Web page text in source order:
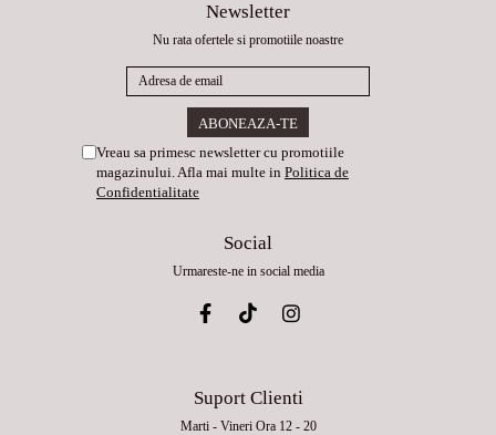
Newsletter
Nu rata ofertele si promotiile noastre
Vreau sa primesc newsletter cu promotiile
magazinului. Afla mai multe in Politica de
Confidentialitate
Social
Urmareste-ne in social media
Suport Clienti
Marti - Vineri Ora 12 - 20